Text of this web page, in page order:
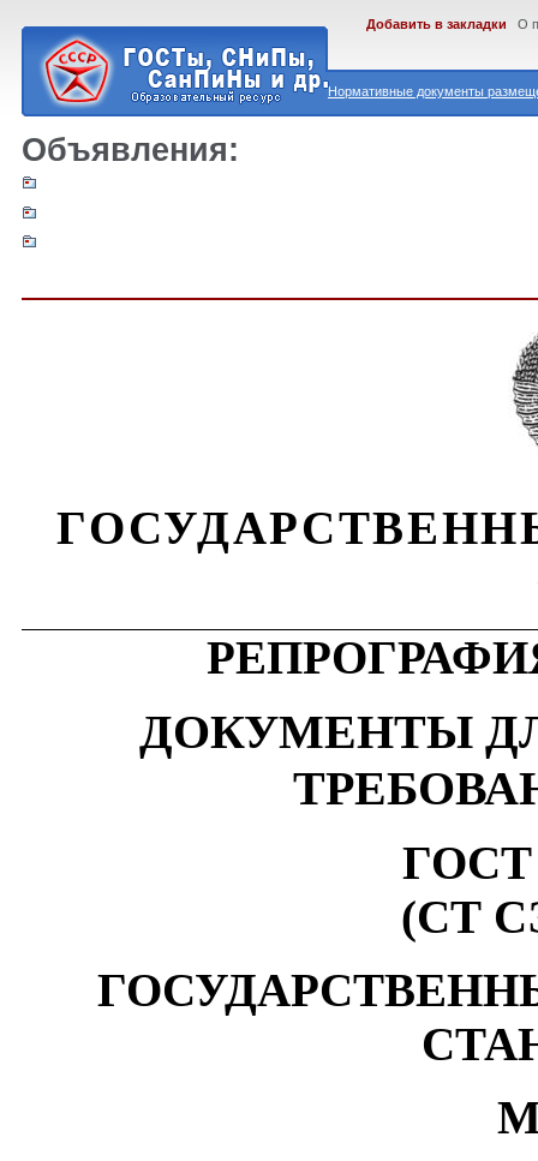
Нормативные документы
Добавить в закладки О
Объявления:
ДОКУМЕНТЫ
ГОСТ
(СТ